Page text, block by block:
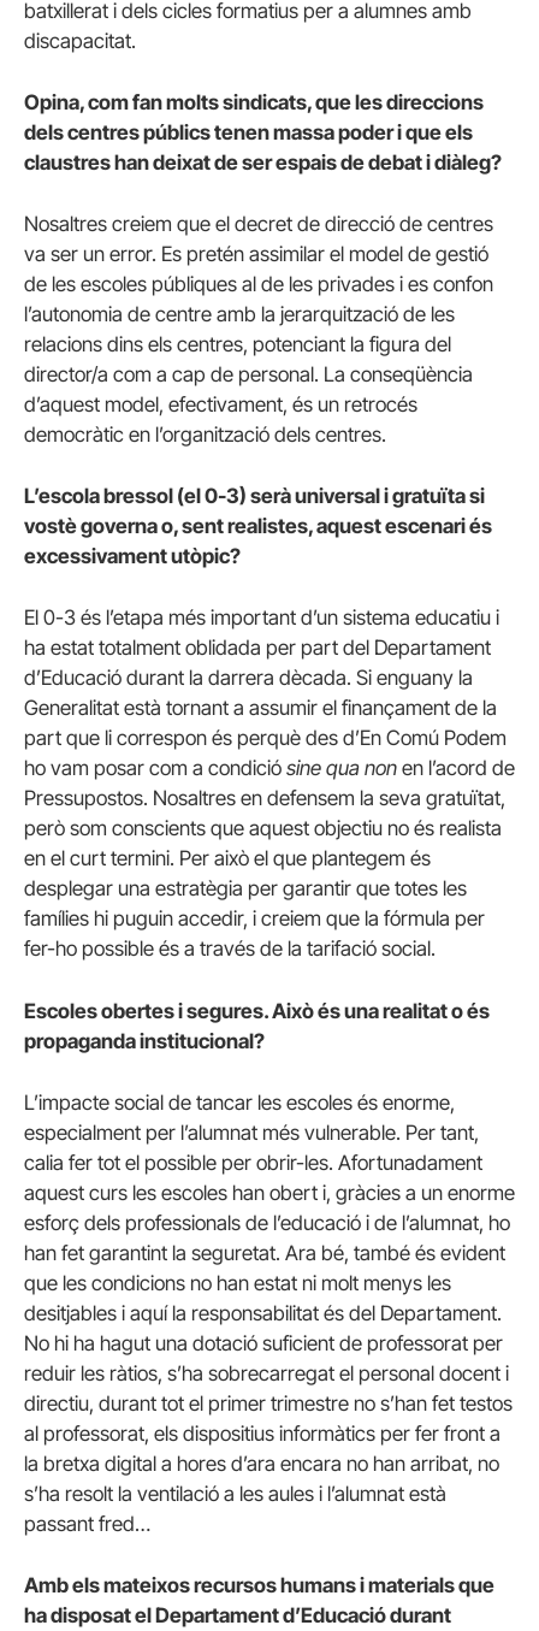
batxillerat i dels cicles formatius per a alumnes amb
discapacitat.
Opina, com fan molts sindicats, que les direccions
dels centres públics tenen massa poder i que els
claustres han deixat de ser espais de debat i diàleg?
Nosaltres creiem que el decret de direcció de centres
va ser un error. Es pretén assimilar el model de gestió
de les escoles públiques al de les privades i es confon
l’autonomia de centre amb la jerarquització de les
relacions dins els centres, potenciant la figura del
director/a com a cap de personal. La conseqüència
d’aquest model, efectivament, és un retrocés
democràtic en l’organització dels centres.
L’escola bressol (el 0-3) serà universal i gratuïta si
vostè governa o, sent realistes, aquest escenari és
excessivament utòpic?
El 0-3 és l’etapa més important d’un sistema educatiu i
ha estat totalment oblidada per part del Departament
d’Educació durant la darrera dècada. Si enguany la
Generalitat està tornant a assumir el finançament de la
part que li correspon és perquè des d’En Comú Podem
ho vam posar com a condició sine qua non en l’acord de
Pressupostos. Nosaltres en defensem la seva gratuïtat,
però som conscients que aquest objectiu no és realista
en el curt termini. Per això el que plantegem és
desplegar una estratègia per garantir que totes les
famílies hi puguin accedir, i creiem que la fórmula per
fer-ho possible és a través de la tarifació social.
Escoles obertes i segures. Això és una realitat o és
propaganda institucional?
L’impacte social de tancar les escoles és enorme,
especialment per l’alumnat més vulnerable. Per tant,
calia fer tot el possible per obrir-les. Afortunadament
aquest curs les escoles han obert i, gràcies a un enorme
esforç dels professionals de l’educació i de l’alumnat, ho
han fet garantint la seguretat. Ara bé, també és evident
que les condicions no han estat ni molt menys les
desitjables i aquí la responsabilitat és del Departament.
No hi ha hagut una dotació suficient de professorat per
reduir les ràtios, s’ha sobrecarregat el personal docent i
directiu, durant tot el primer trimestre no s’han fet testos
al professorat, els dispositius informàtics per fer front a
la bretxa digital a hores d’ara encara no han arribat, no
s’ha resolt la ventilació a les aules i l’alumnat està
passant fred…
Amb els mateixos recursos humans i materials que
ha disposat el Departament d’Educació durant